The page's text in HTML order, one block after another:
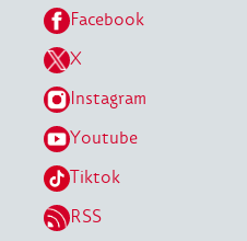
Facebook
X
Instagram
Youtube
Tiktok
RSS